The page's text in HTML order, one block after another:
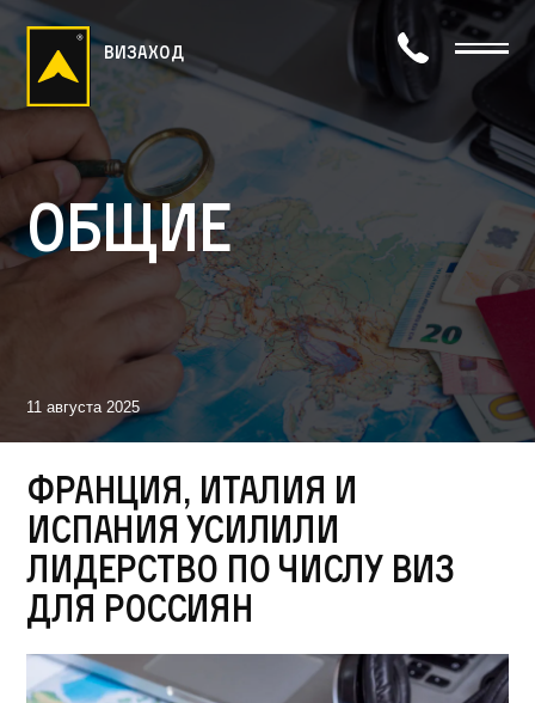
визаход
Общие
11 августа 2025
Франция, Италия и
Испания усилили
лидерство по числу виз
для россиян